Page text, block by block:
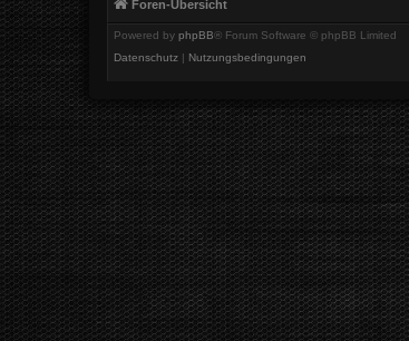
Foren-Übersicht
Powered by phpBB® Forum Software © phpBB Limited
Datenschutz | Nutzungsbedingungen